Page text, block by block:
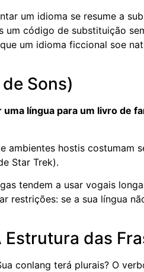
um idioma se resume a
um código de substituição
um idioma ficcional soe
Sons)
uma língua para um livro de
ambientes hostis costumam
Star Trek).
tendem a usar vogais
restrições: se a sua língua
das
conlang terá plurais? O